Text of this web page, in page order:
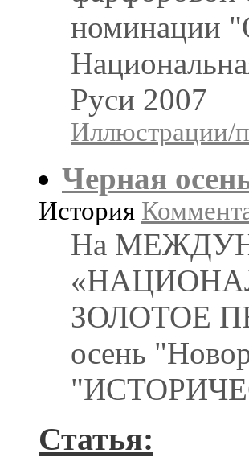
номинации
Руси 2007
Иллюстрации/
Черная
История
На
ЗОЛОТОЕ
осень
Статья: